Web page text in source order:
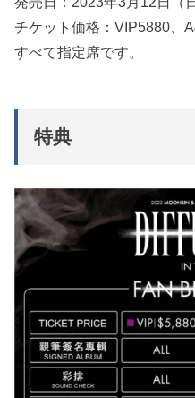
チケット価格：VIP5880、
すべて指定席です。
特典